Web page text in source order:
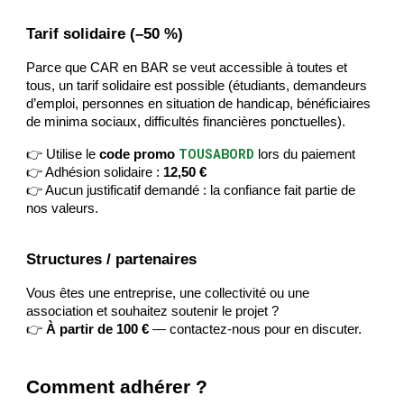
Tarif solidaire (–50 %)
Parce que CAR en BAR se veut accessible à toutes et
tous, un tarif solidaire est possible (étudiants, demandeurs
d’emploi, personnes en situation de handicap, bénéficiaires
de minima sociaux, difficultés financières ponctuelles).
👉 Utilise lecode promo TOUSABORD lors du paiement
👉 Adhésion solidaire : 12,50 €
👉 Aucun justificatif demandé : la confiance fait partie de
nos valeurs.
Structures / partenaires
Vous êtes une entreprise, une collectivité ou une
association et souhaitez soutenir le projet ?
👉À partir de 100 € — contactez-nous pour en discuter.
Comment adhérer ?